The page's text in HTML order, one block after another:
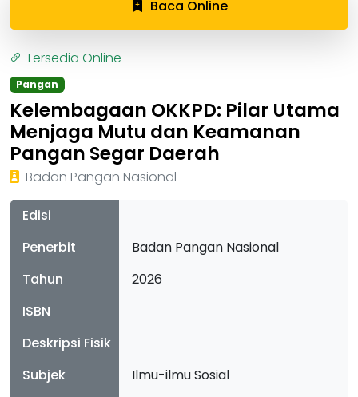
Baca Online
Tersedia Online
Pangan
Kelembagaan OKKPD: Pilar Utama
Menjaga Mutu dan Keamanan
Pangan Segar Daerah
Badan Pangan Nasional
Edisi
Penerbit
Badan Pangan Nasional
Tahun
2026
ISBN
Deskripsi Fisik
Subjek
Ilmu-ilmu Sosial